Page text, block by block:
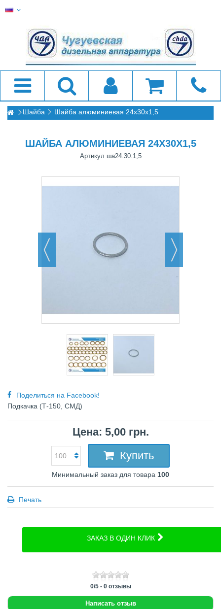
Шайба Шайба алюминиевая 24x30x1,5
ШАЙБА АЛЮМИНИЕВАЯ 24X30X1,5
Артикул ша24.30.1,5
Поделиться на Facebook!
Подкачка (Т-150, СМД)
Цена: 5,00 грн.
Купить
Минимальный заказ для товара 100
Печать
ЗАКАЗ В ОДИН КЛИК
0/5- 0отзывы
Написать отзыв